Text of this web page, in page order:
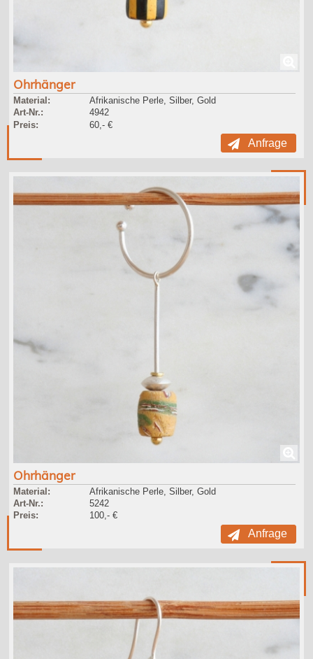
Ohrhänger
Material:
Afrikanische Perle, Silber, Gold
Art-Nr.:
4942
Preis:
60,- €
Anfrage
Ohrhänger
Material:
Afrikanische Perle, Silber, Gold
Art-Nr.:
5242
Preis:
100,- €
Anfrage